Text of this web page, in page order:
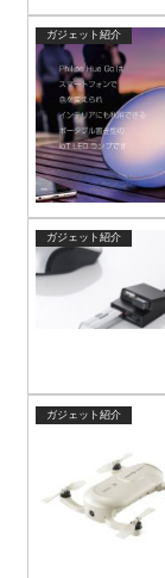
ガジェット紹介
ガジェット紹介
ガジェット紹介